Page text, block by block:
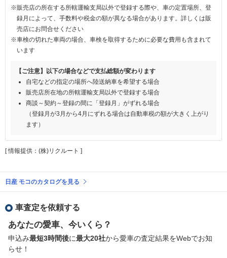
※販売店の所在する所轄運輸支局以外で登録する際や、車の定置場所、登
録月によって、手数料や税金の額が異なる場合があります。詳しくは販
売店にお問合せください
※車検の切れた車両の場合、車検を取得するために必要な費用も含まれて
います
【ご注意】以下の場合などで支払総額が変わります
自宅などの指定の場所へ陸送納車を希望する場合
販売店所在地の所轄運輸支局以外で登録する場合
商談～契約～登録の間に「登録月」がずれる場合
（登録月が3月から4月にずれる場合は自動車税の額が大きく上がり
ます）
[ 情報提供：(株)リクルート ]
日産 モコのカタログを見る
車査定を依頼する
あなたの愛車、今いくら？
申込み最短3時間後に最大20社から愛車の査定結果をWebでお知
らせ！